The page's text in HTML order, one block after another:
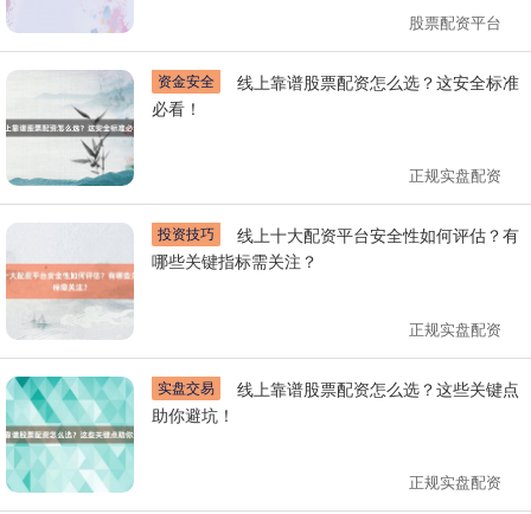
股票配资平台
资金安全
必看！
正规实盘配资
投资技巧
哪些关键指标需关注？
正规实盘配资
实盘交易
助你避坑！
正规实盘配资